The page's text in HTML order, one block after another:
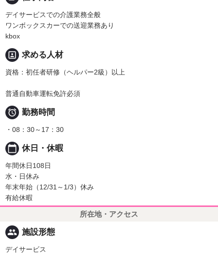
デイサービスでの介護業務全般
ワンボックスカーでの送迎業務あり
kbox
portrait 求める人材
資格：初任者研修（ヘルパー2級）以上
普通自動車運転免許必須
 勤務時間
・08：30～17：30
calendar_today 休日・休暇
年間休日108日
水・日休み
年末年始（12/31～1/3）休み
有給休暇
所在地・アクセス
people 施設形態
デイサービス